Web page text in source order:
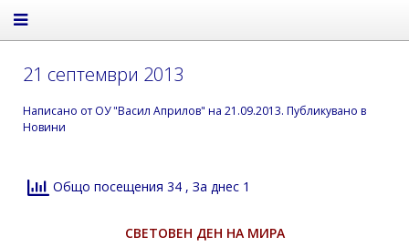
21 септември 2013
Написано от ОУ "Васил Априлов" на 21.09.2013. Публикувано в
Новини
Общо посещения 34 , За днес 1
СВЕТОВЕН ДЕН НА МИРА